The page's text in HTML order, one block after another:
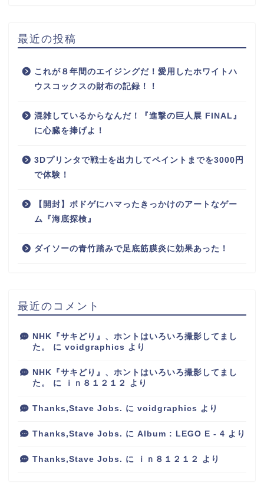
最近の投稿
これが８年間のエイジングだ！愛用したホワイトハ
ウスコックスの財布の記録！！
混雑しているからなんだ！『進撃の巨人展 FINAL』
に心臓を捧げよ！
3Dプリンタで戦士を出力してペイントまでを3000円
で体験！
【開封】ボドゲにハマったきっかけのアートなゲー
ム『海底探検』
ダイソーの青竹踏みで足底筋膜炎に効果あった！
最近のコメント
NHK『サキどり』、ホントはいろいろ撮影してまし
た。
に voidgraphics より
NHK『サキどり』、ホントはいろいろ撮影してまし
た。
に ｉｎ８１２１２ より
Thanks,Stave Jobs. に voidgraphics より
Thanks,Stave Jobs. に Album : LEGO E - 4 より
Thanks,Stave Jobs. に ｉｎ８１２１２ より